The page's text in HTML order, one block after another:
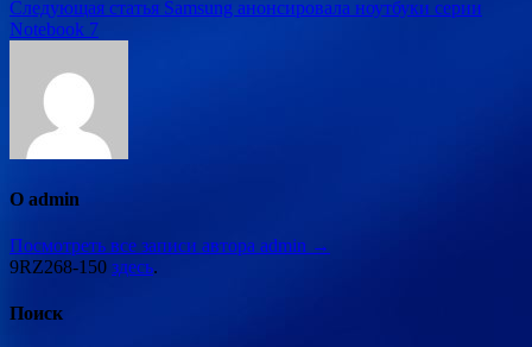
записям
Следующая статья Samsung анонсировала ноутбуки серии
Notebook 7
О admin
Посмотреть все записи автора admin →
9RZ268-150 здесь.
Поиск